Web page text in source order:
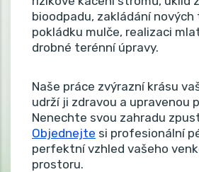
bioodpadu, zakládání nových
pokládku mulče, realizaci
drobné terénní úpravy.
Naše práce zvýrazní krásu
udrží ji zdravou a upravenou
Nenechte svou zahradu
Objednejte si profesionální
perfektní vzhled vašeho
prostoru.